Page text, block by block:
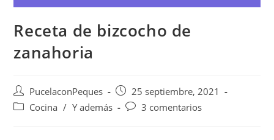
Receta de bizcocho de
zanahoria
PucelaconPeques
25 septiembre, 2021
Cocina / Y además 3 comentarios